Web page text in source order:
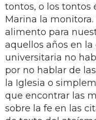
tontos, o los tontos
Marina la
alimento para
aquellos años en
universitaria no
por no hablar de
la Iglesia o
que encontrar las
sobre la fe en las